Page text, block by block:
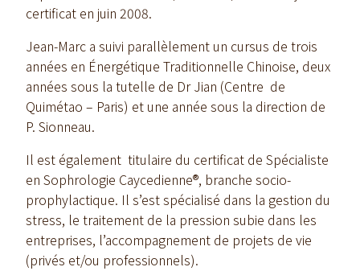
certificat en juin 2008.
Jean-Marc a suivi parallèlement un cursus de trois
années en Énergétique Traditionnelle Chinoise, deux
années sous la tutelle de Dr Jian (Centre de
Quimétao – Paris) et une année sous la direction de
P. Sionneau.
Il est également titulaire du certificat de Spécialiste
en Sophrologie Caycedienne®, branche socio-
prophylactique. Il s’est spécialisé dans la gestion du
stress, le traitement de la pression subie dans les
entreprises, l’accompagnement de projets de vie
(privés et/ou professionnels).